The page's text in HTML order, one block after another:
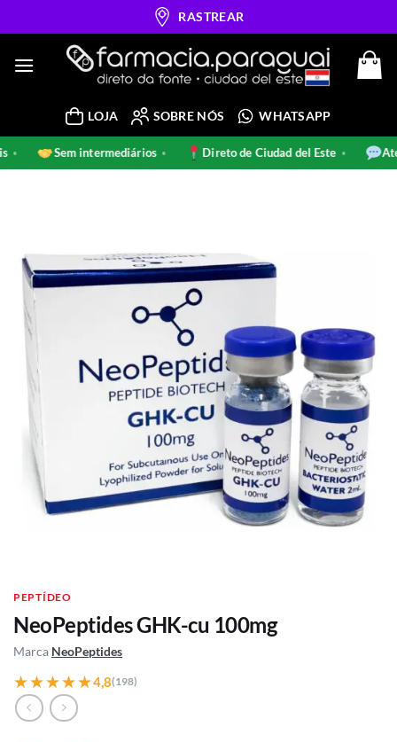
to
RASTREAR
LOJA SOBRE NÓS WHATSAPP
Sem intermediários Direto de Ciudad del Este
PEPTÍDEO
NeoPeptides GHK-cu 100mg
Marca NeoPeptides
★★★★★
★★★★★4,8(198)